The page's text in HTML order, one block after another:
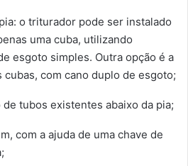
o triturador pode ser instalado
uma cuba, utilizando
esgoto simples. Outra opção é a
cubas, com cano duplo de esgoto;
de tubos existentes abaixo da pia;
com a ajuda de uma chave de